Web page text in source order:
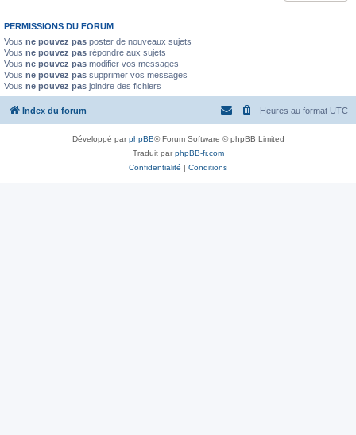
PERMISSIONS DU FORUM
Vous ne pouvez pas poster de nouveaux sujets
Vous ne pouvez pas répondre aux sujets
Vous ne pouvez pas modifier vos messages
Vous ne pouvez pas supprimer vos messages
Vous ne pouvez pas joindre des fichiers
Index du forum Heures au format UTC
Développé parphpBB® Forum Software © phpBB Limited
Traduit parphpBB-fr.com
Confidentialité | Conditions